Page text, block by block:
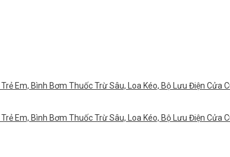
Em, Bình Bơm Thuốc Trừ Sâu, Loa Kéo, Bộ Lưu Điện Cửa
Em, Bình Bơm Thuốc Trừ Sâu, Loa Kéo, Bộ Lưu Điện Cửa